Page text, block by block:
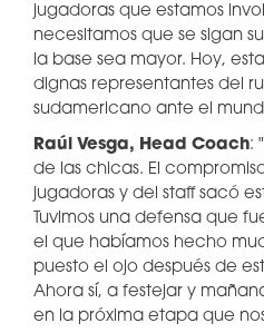
jugadoras que estamos
necesitamos que se sigan
la base sea mayor. Hoy,
dignas representantes del
sudamericano ante el
Raúl Vesga, Head Coach:
de las chicas. El
jugadoras y del staff sacó
Tuvimos una defensa que
el que habíamos hecho
puesto el ojo después de
Ahora sí, a festejar y
en la próxima etapa que